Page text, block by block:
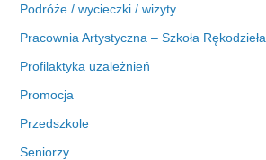
Podróże / wycieczki / wizyty
Pracownia Artystyczna – Szkoła Rękodzieła
Profilaktyka uzależnień
Promocja
Przedszkole
Seniorzy